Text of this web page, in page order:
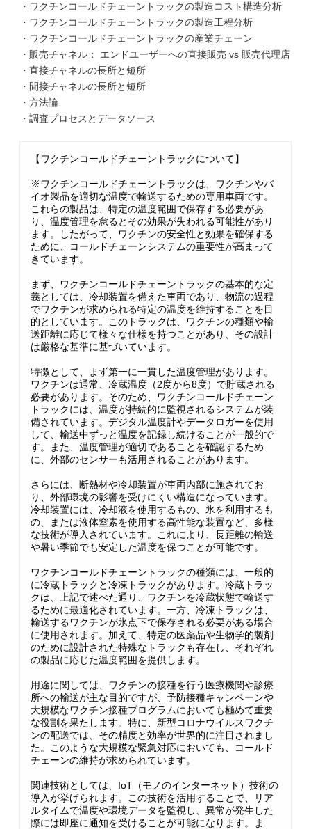
・ワクチンコールドチェーントラックの製造コスト構造分析
・ワクチンコールドチェーントラックの製造工程分析
・ワクチンコールドチェーントラックの産業チェーン
・販売チャネル： エンドユーザーへの直接販売 vs 販売代理店
・直接チャネルの長所と短所
・間接チャネルの長所と短所
・方法論
・調査プロセスとデータソース
【ワクチンコールドチェーントラックについて】
※ワクチンコールドチェーントラックは、ワクチンやバ
イオ製品を適切な温度で輸送するための専用車両です。
これらの製品は、特定の温度範囲で保存する必要があ
り、温度管理を怠るとその効果が失われる可能性があり
ます。したがって、ワクチンの安全性と効果を確保する
ために、コールドチェーンシステムの重要性が高まって
きています。
まず、ワクチンコールドチェーントラックの基本的な定
義としては、冷却装置を備えた車両であり、物流の過程
でワクチンが求められる特定の温度を維持することを目
的としています。このトラックは、ワクチンの種類や輸
送距離に応じて様々な仕様を持つことがあり、その設計
は厳格な基準に基づいています。
特徴として、まず第一に一貫した温度管理があります。
ワクチンは通常、冷蔵温度（2度から8度）で貯蔵される
必要があります。そのため、ワクチンコールドチェーン
トラックには、温度が持続的に監視されるシステムが装
備されています。デジタル温度計やデータロガーを使用
して、輸送中ずっと温度を記録し続けることが一般的で
す。また、温度管理が適切であることを確認するため
に、外部のセンサーも活用されることがあります。
さらには、断熱材や冷却装置が車両内部に施されてお
り、外部環境の影響を受けにくい構造になっています。
冷却装置には、冷却液を使用するもの、氷を利用するも
の、または液体窒素を使用する高性能な装置など、多様
な技術が導入されています。これにより、長距離の輸送
や暑い季節でも安定した温度を保つことが可能です。
ワクチンコールドチェーントラックの種類には、一般的
に冷蔵トラックと冷凍トラックがあります。冷蔵トラッ
クは、上記で述べた通り、ワクチンを冷蔵状態で輸送す
るために最適化されています。一方、冷凍トラックは、
輸送するワクチンが氷点下で保存される必要がある場合
に使用されます。加えて、特定の医薬品や生物学的製剤
のために設計された特殊なトラックも存在し、それぞれ
の製品に応じた温度範囲を提供します。
用途に関しては、ワクチンの接種を行う医療機関や診療
所への輸送が主な目的ですが、予防接種キャンペーンや
大規模なワクチン接種プログラムにおいても極めて重要
な役割を果たします。特に、新型コロナウイルスワクチ
ンの配送では、その精度と効率が世界的に注目されまし
た。このような大規模な緊急対応においても、コールド
チェーンの維持が求められています。
関連技術としては、IoT（モノのインターネット）技術の
導入が挙げられます。この技術を活用することで、リア
ルタイムで温度や環境データを監視し、異常が発生した
際には即座に通知を受けることが可能になります。ま